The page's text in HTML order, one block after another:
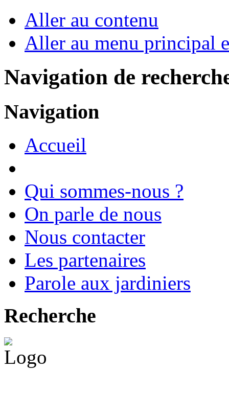
Aller au contenu
Aller au menu principal
Navigation de
Navigation
Accueil
Qui sommes-nous ?
On parle de nous
Nous contacter
Les partenaires
Parole aux jardiniers
Recherche